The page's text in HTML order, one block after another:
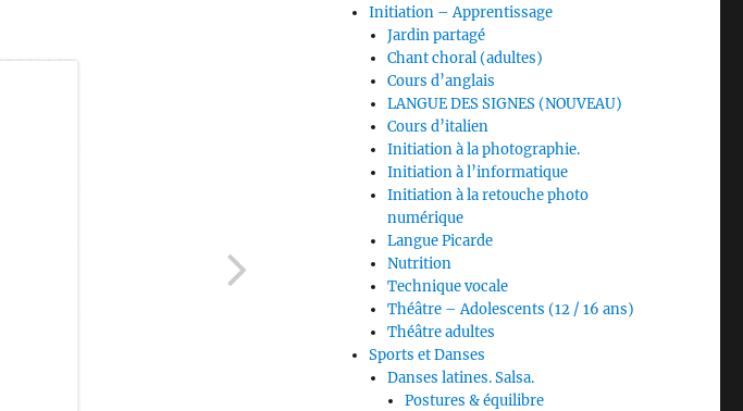
Initiation – Apprentissage
Jardin partagé
Chant choral (adultes)
Cours d’anglais
LANGUE DES SIGNES (NOUVEAU)
Cours d’italien
Initiation à la photographie.
Initiation à l’informatique
Initiation à la retouche photo
numérique
Langue Picarde
Nutrition
Technique vocale
Théâtre – Adolescents (12 / 16 ans)
Théâtre adultes
Sports et Danses
Danses latines. Salsa.
Postures & équilibre